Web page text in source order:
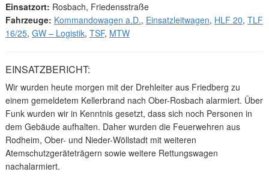
Einsatzort: Rosbach, Friedensstraße
Fahrzeuge: Kommandowagen a.D., Einsatzleitwagen, HLF 20, TLF
16/25, GW – Logistik, TSF, MTW
EINSATZBERICHT:
Wir wurden heute morgen mit der Drehleiter aus Friedberg zu
einem gemeldetem Kellerbrand nach Ober-Rosbach alarmiert. Über
Funk wurden wir in Kenntnis gesetzt, dass sich noch Personen in
dem Gebäude aufhalten. Daher wurden die Feuerwehren aus
Rodheim, Ober- und Nieder-Wöllstadt mit weiteren
Atemschutzgeräteträgern sowie weitere Rettungswagen
nachalarmiert.